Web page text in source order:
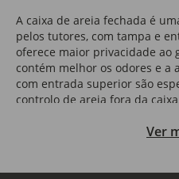
A caixa de areia fechada é
pelos tutores, com tampa e
oferece maior privacidade ao
contém melhor os odores e a
com entrada superior são
controlo de areia fora da
sair. São também uma boa
Para quem procura máxima
Ver